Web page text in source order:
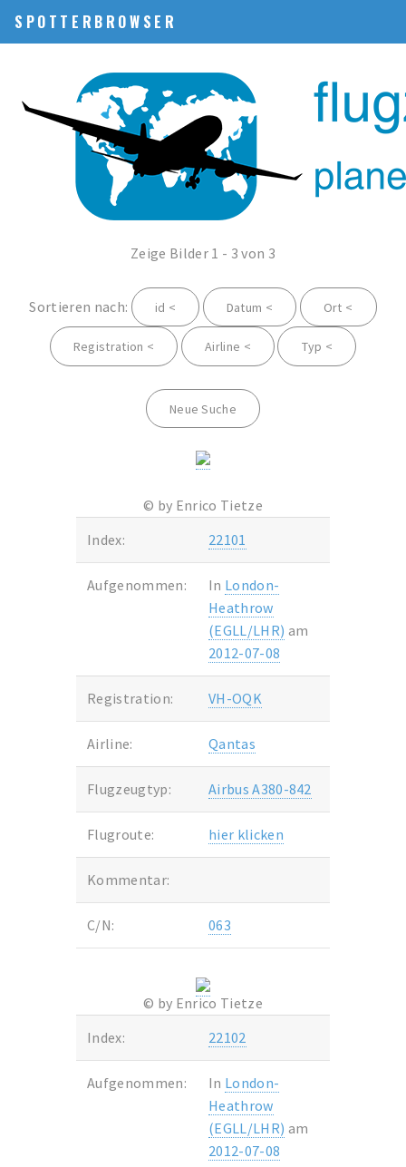
SPOTTERBROWSER
Zeige Bilder 1 - 3 von 3
Sortieren nach: id < Datum < Ort <
Registration < Airline < Typ <
Neue Suche
© by Enrico Tietze
Index:
22101
Aufgenommen: In London-
Heathrow
(EGLL/LHR) am
2012-07-08
Registration: VH-OQK
Airline: Qantas
Flugzeugtyp: Airbus A380-842
Flugroute: hier klicken
Kommentar:
C/N: 063
© by Enrico Tietze
Index:
22102
Aufgenommen: In London-
Heathrow
(EGLL/LHR) am
2012-07-08